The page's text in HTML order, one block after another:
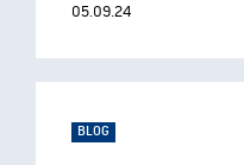
05.09.24
BLOG